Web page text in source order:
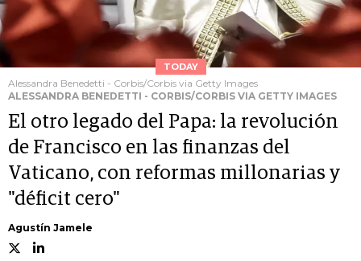
TODAY
Alessandra Benedetti - Corbis/Corbis via Getty Images
ALESSANDRA BENEDETTI - CORBIS/CORBIS VIA GETTY IMAGES
El otro legado del Papa: la revolución
de Francisco en las finanzas del
Vaticano, con reformas millonarias y
"déficit cero"
Agustín Jamele